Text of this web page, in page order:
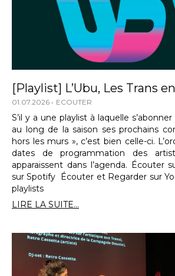
[Playlist] L’Ubu, Les Trans
01.07.2026 ECOUTER
S’il y a une playlist à laquelle
au long de la saison ses prochains
hors les murs », c’est bien celle-ci.
dates de programmation des
apparaissent dans l’agenda. Écouter
sur Spotify Écouter et Regarder sur
playlists
LIRE LA SUITE...